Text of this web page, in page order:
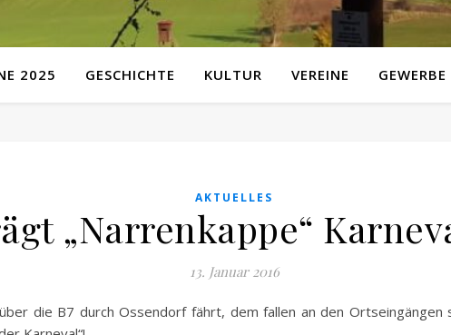
2025 GESCHICHTE KULTUR VEREINE GEWERBE
AKTUELLES
„Narrenkappe“
13. Januar 2016
die B7 durch Ossendorf fährt, dem fallen an den Ortseingängen